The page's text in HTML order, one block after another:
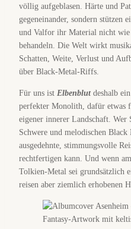
völlig aufgeblasen. Härte und
gegeneinander, sondern stützen
und Valfor ihr Material nicht
behandeln. Die Welt wirkt
Schatten, Weite, Verlust und
über Black-Metal-Riffs.
Für uns ist Elbenblut deshalb
perfekter Monolith, dafür etwas
eigener innerer Landschaft. Wer
Schwere und melodischen
ausgedehnte, stimmungsvolle
rechtfertigen kann. Und wenn
Tolkien-Metal sei grundsätzlich
reisen aber ziemlich erhobenen